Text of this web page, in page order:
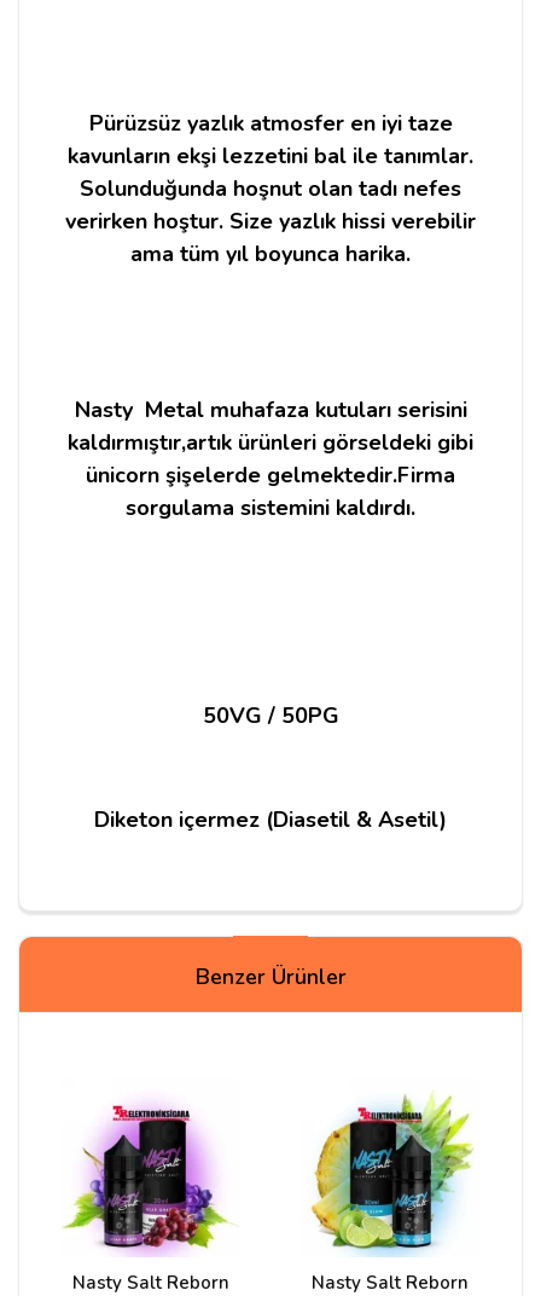
Pürüzsüz yazlık atmosfer en iyi taze
kavunların ekşi lezzetini bal ile tanımlar.
Solunduğunda hoşnut olan tadı nefes
verirken hoştur. Size yazlık hissi verebilir
ama tüm yıl boyunca harika.
Nasty Metal muhafaza kutuları serisini
kaldırmıştır,artık ürünleri görseldeki gibi
ünicorn şişelerde gelmektedir.Firma
sorgulama sistemini kaldırdı.
50VG / 50PG
Diketon içermez (Diasetil & Asetil)
Yorum Yapın
Yorumunuz*
Benzer Ürünler
Nasty Salt Reborn
Nasty Salt Reborn